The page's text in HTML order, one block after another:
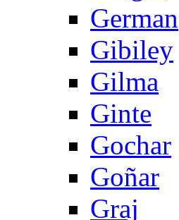
German
Gibiley
Gilma
Ginte
Gochar
Goñar
Graj